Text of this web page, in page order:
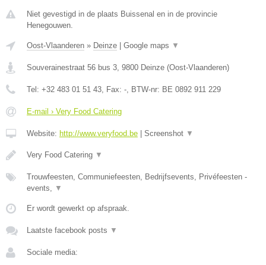
Niet gevestigd in de plaats Buissenal en in de provincie
Henegouwen.
Oost-Vlaanderen » Deinze | Google maps ▼
Souverainestraat 56 bus 3 9800 Deinze (Oost-Vlaanderen)
Tel: +32 483 01 51 43 , Fax: - , BTW-nr: BE 0892 911 229
E-mail › Very Food Catering
Website: http://www.veryfood.be | Screenshot ▼
Very Food Catering ▼
Trouwfeesten, Communiefeesten, Bedrijfsevents, Privéfeesten -
events,
▼
Er wordt gewerkt op afspraak.
Laatste facebook posts ▼
Sociale media: